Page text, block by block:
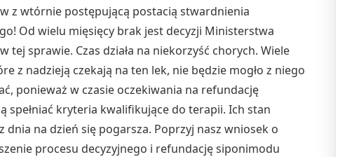
z wtórnie postępującą postacią stwardnienia
Od wielu mięsięcy brak jest decyzji Ministerstwa
tej sprawie. Czas działa na niekorzyść chorych. Wiele
z nadzieją czekają na ten lek, nie będzie mogło z niego
ponieważ w czasie oczekiwania na refundację
spełniać kryteria kwalifikujące do terapii. Ich stan
dnia na dzień się pogarsza. Poprzyj nasz wniosek o
procesu decyzyjnego i refundację siponimodu